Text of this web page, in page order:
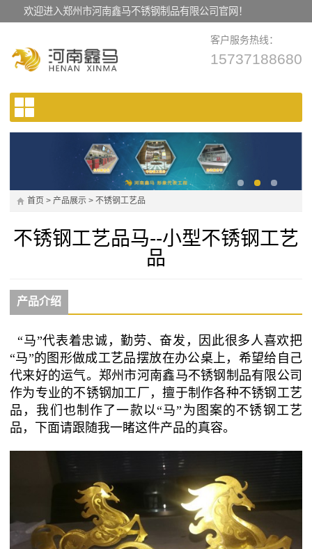
欢迎进入郑州市河南鑫马不锈钢制品有限公司官网！
客户服务热线：
15737188680
首页 > 产品展示 > 不锈钢工艺品
不锈钢工艺品马--小型不锈钢工艺
品
产品介绍
“马”代表着忠诚，勤劳、奋发，因此很多人喜欢把
“马”的图形做成工艺品摆放在办公桌上，希望给自己
代来好的运气。郑州市河南鑫马不锈钢制品有限公司
作为专业的不锈钢加工厂，擅于制作各种不锈钢工艺
品，我们也制作了一款以“马”为图案的不锈钢工艺
品，下面请跟随我一睹这件产品的真容。